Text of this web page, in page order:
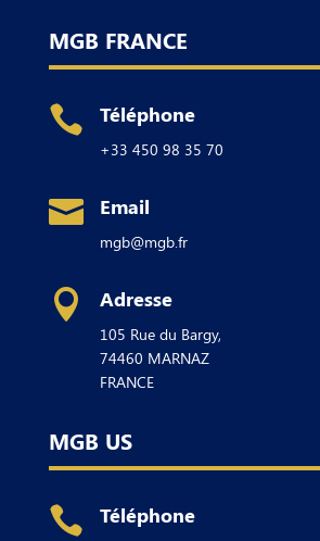
MGB FRANCE
 Téléphone
+33 450 98 35 70
 Email
mgb@mgb.fr
 Adresse
105 Rue du Bargy,
74460 MARNAZ
FRANCE
MGB US
 Téléphone